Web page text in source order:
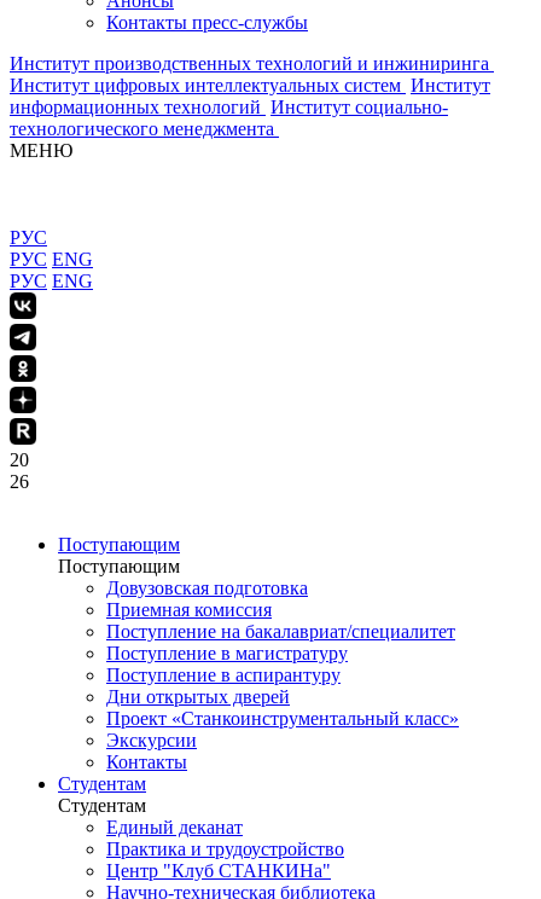
Контакты пресс-службы
Институт производственных технологий и инжиниринга
Институт цифровых интеллектуальных систем Институт
информационных технологий Институт социально-
технологического менеджмента
МЕНЮ
РУС
РУС ENG
РУС ENG
20
26
Поступающим
Поступающим
Довузовская подготовка
Приемная комиссия
Поступление на бакалавриат/специалитет
Поступление в магистратуру
Поступление в аспирантуру
Дни открытых дверей
Проект «Станкоинструментальный класс»
Экскурсии
Контакты
Студентам
Студентам
Единый деканат
Практика и трудоустройство
Центр "Клуб СТАНКИНа"
Научно-техническая библиотека